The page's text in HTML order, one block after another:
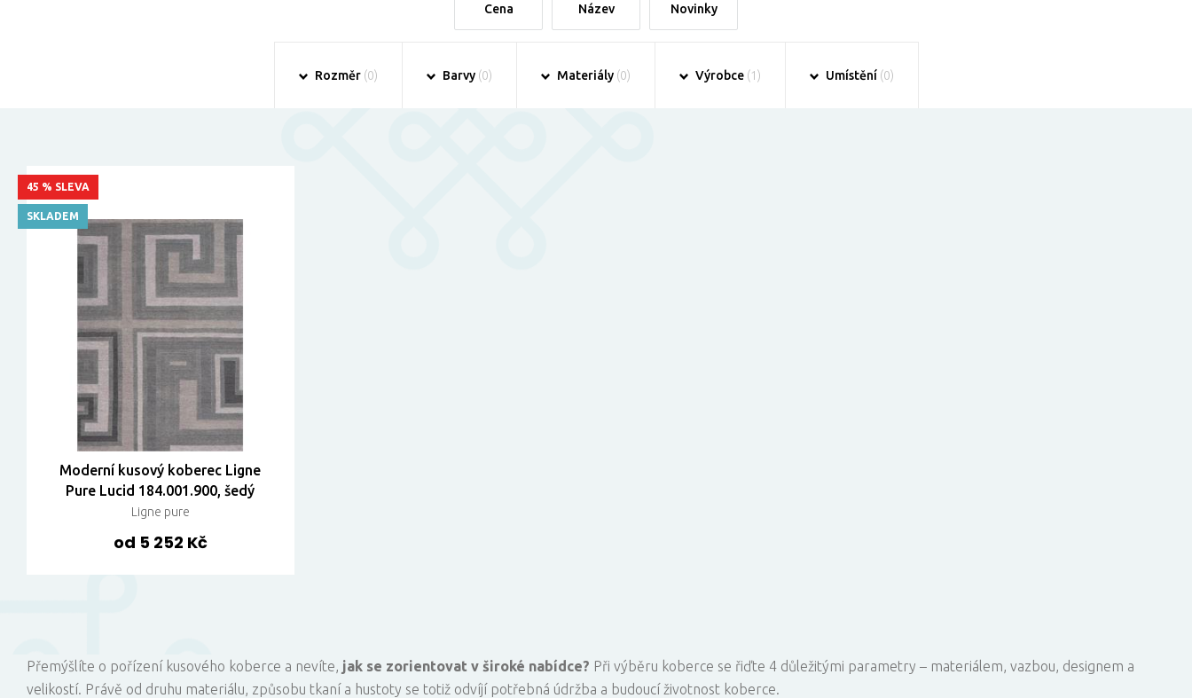
Cena Název Novinky
Rozměr (0) Barvy (0) Materiály (0) Výrobce (1) Umístění (0)
Moderní kusový koberec Ligne
Pure Lucid 184.001.900, šedý
Ligne pure
od 5 252 Kč
45 % SLEVA
SKLADEM
Přemýšlíte o pořízení kusového koberce a nevíte, jak se zorientovat v široké nabídce? Při výběru koberce se řiďte 4 důležitými parametry – materiálem, vazbou, designem a
velikostí. Právě od druhu materiálu, způsobu tkaní a hustoty se totiž odvíjí potřebná údržba a budoucí životnost koberce.